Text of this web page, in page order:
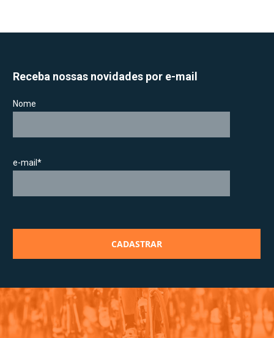
Receba nossas novidades por e-mail
Nome
e-mail*